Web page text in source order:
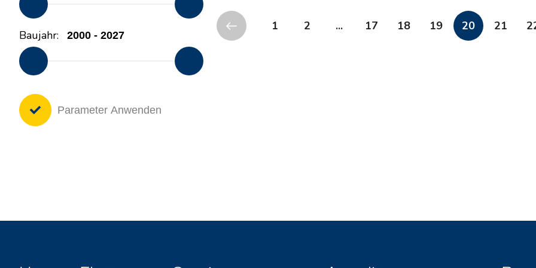
1 2 ... 17 18 19 20 21
Baujahr:
Parameter Anwenden